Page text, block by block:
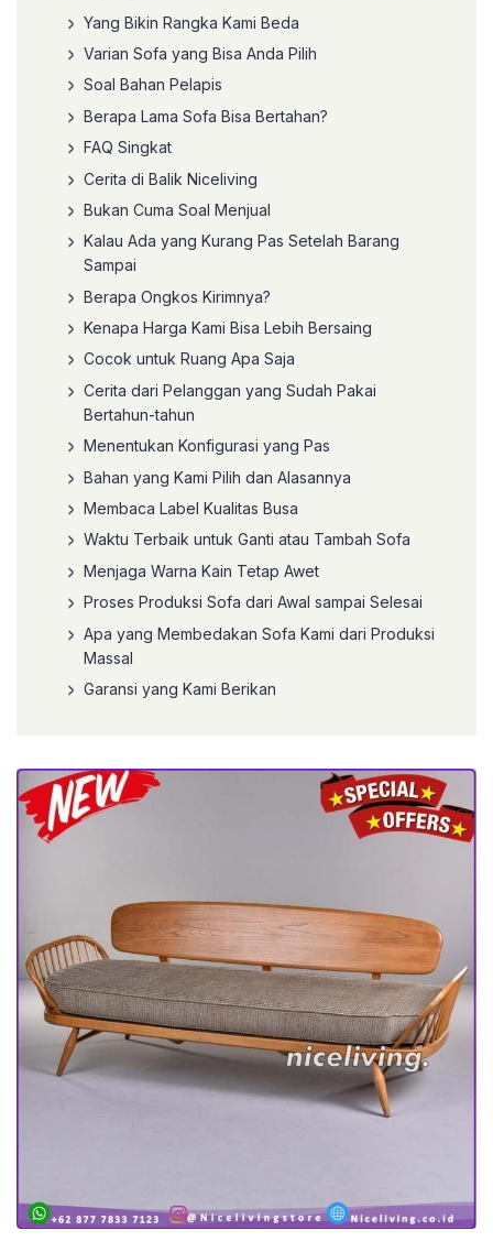
Yang Bikin Rangka Kami Beda
Varian Sofa yang Bisa Anda Pilih
Soal Bahan Pelapis
Berapa Lama Sofa Bisa Bertahan?
FAQ Singkat
Cerita di Balik Niceliving
Bukan Cuma Soal Menjual
Kalau Ada yang Kurang Pas Setelah Barang
Sampai
Berapa Ongkos Kirimnya?
Kenapa Harga Kami Bisa Lebih Bersaing
Cocok untuk Ruang Apa Saja
Cerita dari Pelanggan yang Sudah Pakai
Bertahun-tahun
Menentukan Konfigurasi yang Pas
Bahan yang Kami Pilih dan Alasannya
Membaca Label Kualitas Busa
Waktu Terbaik untuk Ganti atau Tambah Sofa
Menjaga Warna Kain Tetap Awet
Proses Produksi Sofa dari Awal sampai Selesai
Apa yang Membedakan Sofa Kami dari Produksi
Massal
Garansi yang Kami Berikan